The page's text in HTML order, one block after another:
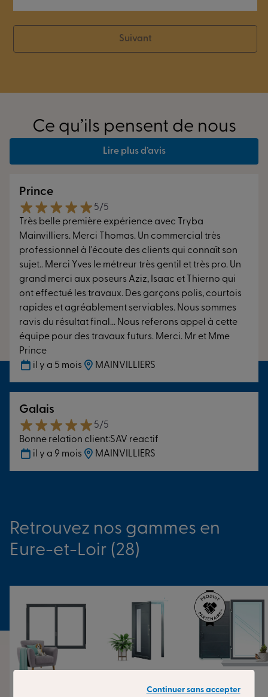
Suivant
Ce qu’ils pensent de nous
Lire plus d’avis
Prince
5/5
Très belle première expérience avec Tryba
Mainvilliers. Merci Thomas. Un commercial très
professionnel à l'écoute des clients qui connaît son
sujet.. Merci Yves le métreur très gentil et très pro. Un
grand merci aux poseurs Aziz, Isaac et Thierno qui
ont effectué les travaux. Des garçons polis, courtois
rapides et agréablement serviables. Nous sommes
ravis du résultat final... Nous referons appel à cette
équipe pour des travaux futurs. Merci. Mr et Mme
Prince
il y a 5 mois
MAINVILLIERS
Galais
5/5
Bonne relation client:SAV reactif
il y a 9 mois
MAINVILLIERS
Retrouvez nos gammes en
Eure-et-Loir (28)
Portes d’entréeContinuer sans accepter